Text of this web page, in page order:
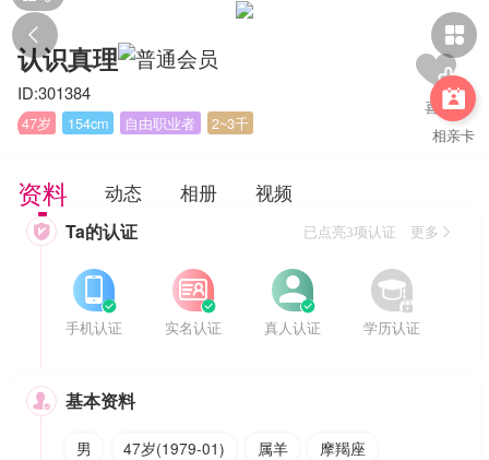
 

相亲卡
认识真理
ID:301384
47岁 154cm 自由职业者 2~3千
资料 动态 相册 视频
 Ta的认证 已点亮3项认证 更多


手机认证


实名认证


真人认证


学历认证
 基本资料
男 47岁(1979-01) 属羊
摩羯座